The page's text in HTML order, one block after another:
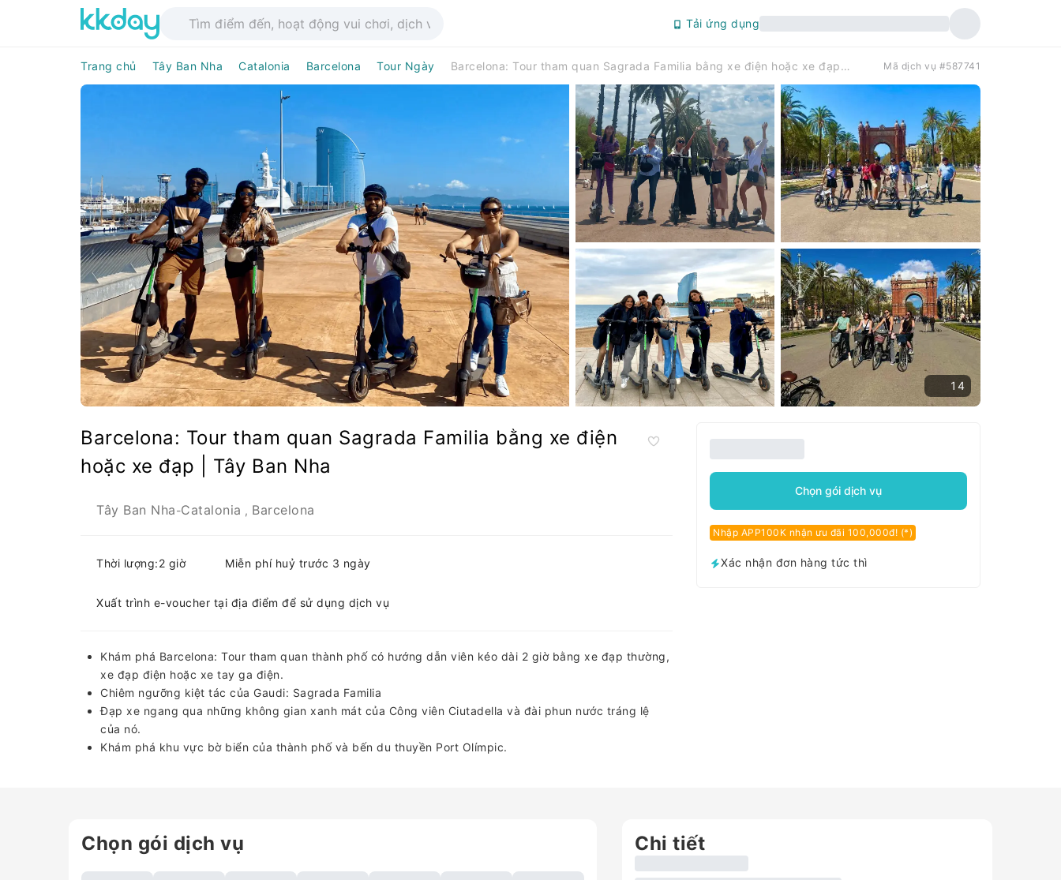
Tải ứng dụng
Trang chủ Tây Ban Nha Catalonia Barcelona Tour Ngày Barcelona: Tour tham quan Sagrada Familia bằng xe điện hoặc xe đạp | Tây Ban Nha Mã dịch vụ #587741
14
Barcelona: Tour tham quan Sagrada Familia bằng xe điện
hoặc xe đạp | Tây Ban Nha
Tây Ban Nha-Catalonia , Barcelona
Thời lượng:2 giờ Miễn phí huỷ trước 3 ngày
Xuất trình e-voucher tại địa điểm để sử dụng dịch vụ
Khám phá Barcelona: Tour tham quan thành phố có hướng dẫn viên kéo dài 2 giờ bằng xe đạp thường,
xe đạp điện hoặc xe tay ga điện.
Chiêm ngưỡng kiệt tác của Gaudi: Sagrada Familia
Đạp xe ngang qua những không gian xanh mát của Công viên Ciutadella và đài phun nước tráng lệ
của nó.
Khám phá khu vực bờ biển của thành phố và bến du thuyền Port Olímpic.
Chọn gói dịch vụ
Nhập APP100K nhận ưu đãi 100,000đ! (*)
Xác nhận đơn hàng tức thì
Chọn gói dịch vụ Chi tiết